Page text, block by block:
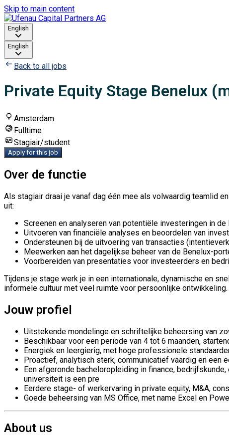
Skip to main content
English
English
Back to all jobs
Private Equity Stage Benelux
Amsterdam
Fulltime
Stagiair/student
Apply for this job
Over de functie
Als stagiair draai je vanaf dag één mee als volwaardig teamlid
uit:
Screenen en analyseren van potentiële investeringen in
Uitvoeren van financiële analyses en beoordelen van
Ondersteunen bij de uitvoering van transacties
Meewerken aan het dagelijkse beheer van de Benelux-
Voorbereiden van presentaties voor investeerders en
Tijdens je stage werk je in een internationale, dynamische en
informele cultuur met veel ruimte voor persoonlijke ontwikkeling.
Jouw profiel
Uitstekende mondelinge en schriftelijke beheersing van
Beschikbaar voor een periode van 4 tot 6 maanden,
Energiek en leergierig, met hoge professionele
Proactief, analytisch sterk, communicatief vaardig en een
Een afgeronde bacheloropleiding in finance,
universiteit is een pre
Eerdere stage- of werkervaring in private equity, M&A,
Goede beheersing van MS Office, met name Excel en
About us